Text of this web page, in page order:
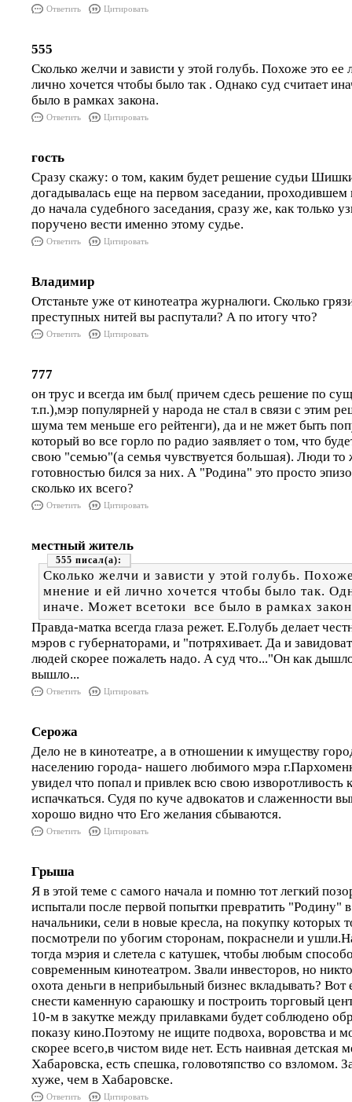
Ответить Цитировать
555
Сколько желчи и зависти у этой голубь. Похоже это ее
лично хочется чтобы было так . Однако суд считает
было в рамках закона.
Ответить Цитировать
гость
Сразу скажу: о том, каким будет решение судьи
догадывалась еще на первом заседании,
до начала судебного заседания, сразу же, как только
поручено вести именно этому судье.
Ответить Цитировать
Владимир
Отстаньте уже от кинотеатра журналюги. Сколько
преступных нитей вы распутали? А по итогу что?
Ответить Цитировать
777
он трус и всегда им был( причем сдесь решение по
т.п.),мэр популярней у народа не стал в связи с этим
шума тем меньше его рейтенги), да и не мжет быть
который во все горло по радио заявляет о том, что
свою "семью"(а семья чувствуется большая). Люди то
готовностью бился за них. А "Родина" это просто
сколько их всего?
Ответить Цитировать
местный житель
555
Сколько желчи и зависти у этой голубь.
мнение и ей лично хочется чтобы было так.
иначе. Может всетоки все было в рамках
Правда-матка всегда глаза режет. Е.Голубь делает
мэров с губернаторами, и "потряхивает. Да и
людей скорее пожалеть надо. А суд что..."Он как
вышло...
Ответить Цитировать
Серожа
Дело не в кинотеатре, а в отношении к имуществу
населению города- нашего любимого мэра
увидел что попал и привлек всю свою изворотливость
испачкаться. Судя по куче адвокатов и слаженности
хорошо видно что Его желания сбываются.
Ответить Цитировать
Грыша
Я в этой теме с самого начала и помню тот легкий
испытали после первой попытки превратить "Родину"
начальники, сели в новые кресла, на покупку которых
посмотрели по убогим сторонам, покраснели и
тогда мэрия и слетела с катушек, чтобы любым
современным кинотеатром. Звали инвесторов, но
охота деньги в неприбыльный бизнес вкладывать?
снести каменную сараюшку и построить торговый
10-м в закутке между прилавками будет соблюдено
показу кино.Поэтому не ищите подвоха, воровства и
скорее всего,в чистом виде нет. Есть наивная детская
Хабаровска, есть спешка, головотяпство со взломом.
хуже, чем в Хабаровске.
Ответить Цитировать